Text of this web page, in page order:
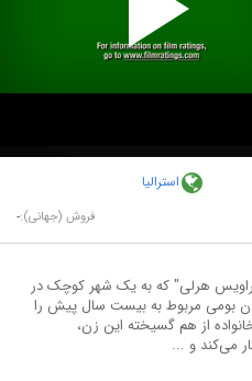
استرالیا
فروش (جهانی):-
هرلی" که به یک شهر کوچک در
زن بومی مربوط به بیست سال پیش را
از هم گسیخته این زن،
می‌کند و ...